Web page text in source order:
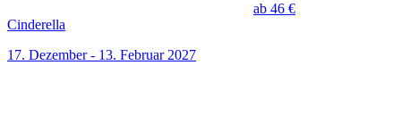
ab 46 €
Cinderella
17. Dezember - 13. Februar 2027